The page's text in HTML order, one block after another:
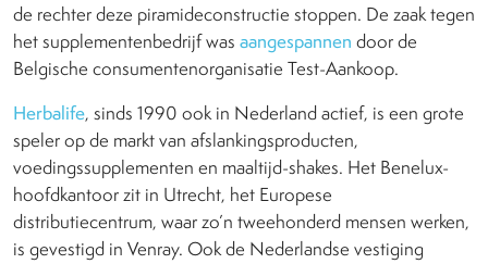
de rechter deze piramideconstructie stoppen. De zaak tegen
het supplementenbedrijf was aangespannen door de
Belgische consumentenorganisatie Test-Aankoop.
Herbalife, sinds 1990 ook in Nederland actief, is een grote
speler op de markt van afslankingsproducten,
voedingssupplementen en maaltijd-shakes. Het Benelux-
hoofdkantoor zit in Utrecht, het Europese
distributiecentrum, waar zo’n tweehonderd mensen werken,
is gevestigd in Venray. Ook de Nederlandse vestiging